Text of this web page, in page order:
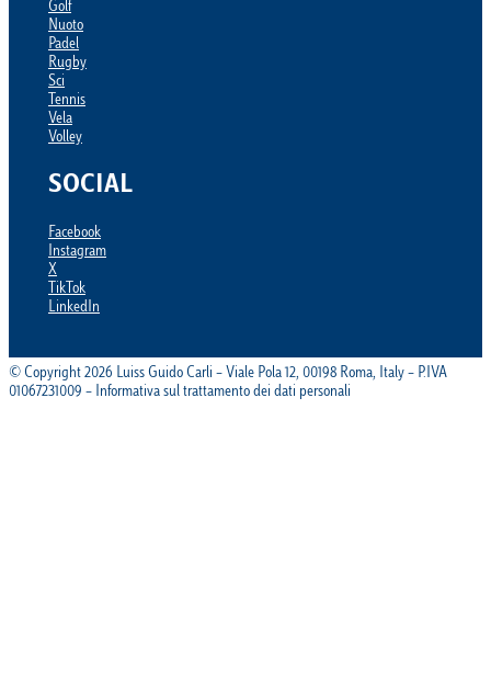
Golf
Nuoto
Padel
Rugby
Sci
Tennis
Vela
Volley
SOCIAL
Facebook
Instagram
X
TikTok
LinkedIn
© Copyright 2026 Luiss Guido Carli – Viale Pola 12, 00198 Roma, Italy – P.IVA
01067231009 – Informativa sul trattamento dei dati personali